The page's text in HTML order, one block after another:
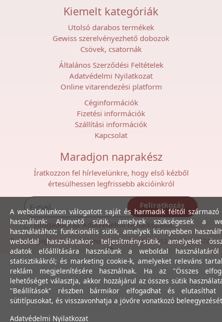
Kiemelt kategóriák
Utolsó darabos termékek
Gewiss szerelvényezhető dobozok
Csövek, csatornák
Általános Szerződési Feltételek
Adatvédelmi Nyilatkozat
Online vitarendezési platform
Céginformációk
Fizetési információk
Szállítási információk
Kapcsolat
Maradjon naprakész
Íratkozzon fel hírlevelünkre, hogy első kézből
értesülhessen legfrissebb akcióinkról
Feliratkozás
Elfogadom azAdatvédelmi Nyilatkozatot.
© Minden jog fenntartva. Villamossági Diszkont Kkt. 2012. Készítette:I.T.C.
Kft.
A weboldalunkon válogatott saját és harmadik féltől származó
használunk: Alapvető sütik, amelyek szükségesek a
használatához; funkcionális sütik, amelyek könnyebben
weboldal használatakor; teljesítmény-sütik, amelyeket
adatok előállítására használunk a weboldal
statisztikákról; és marketing cookie-k, amelyeket releváns
reklám megjelenítésére használnak. Ha az "Összes
lehetőséget választja, akkor hozzájárul az összes sütik
"Beállítások" részben bármikor elfogadhat és elutasíthat
sütitípusokat, és visszavonhatja a jövőre vonatkozó
Adatvédelmi Nyilatkozat